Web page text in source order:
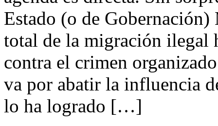
Estado (o de
total de la migración
contra el crimen
va por abatir la influencia
lo ha logrado […]